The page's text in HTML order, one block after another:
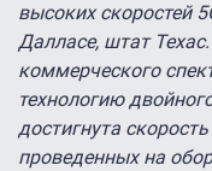
высоких скоростей
Далласе, штат
коммерческого
технологию
достигнута
проведенных на